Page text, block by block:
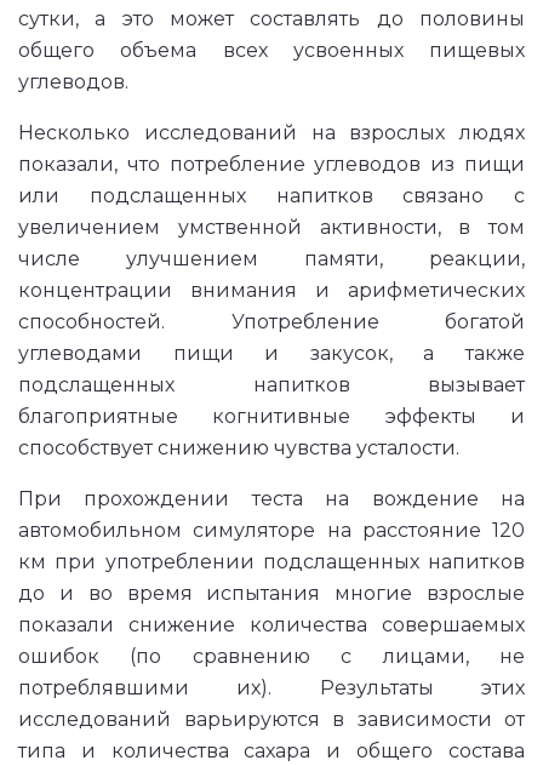
сутки, а это может составлять до половины
общего объема всех усвоенных пищевых
углеводов.
Несколько исследований на взрослых людях
показали, что потребление углеводов из пищи
или подслащенных напитков связано с
увеличением умственной активности, в том
числе улучшением памяти, реакции,
концентрации внимания и арифметических
способностей. Употребление богатой
углеводами пищи и закусок, а также
подслащенных напитков вызывает
благоприятные когнитивные эффекты и
способствует снижению чувства усталости.
При прохождении теста на вождение на
автомобильном симуляторе на расстояние 120
км при употреблении подслащенных напитков
до и во время испытания многие взрослые
показали снижение количества совершаемых
ошибок (по сравнению с лицами, не
потреблявшими их). Результаты этих
исследований варьируются в зависимости от
типа и количества сахара и общего состава